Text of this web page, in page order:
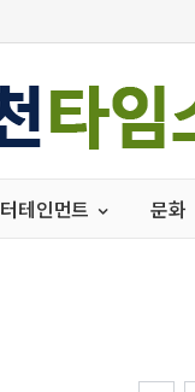
테인먼트 문화